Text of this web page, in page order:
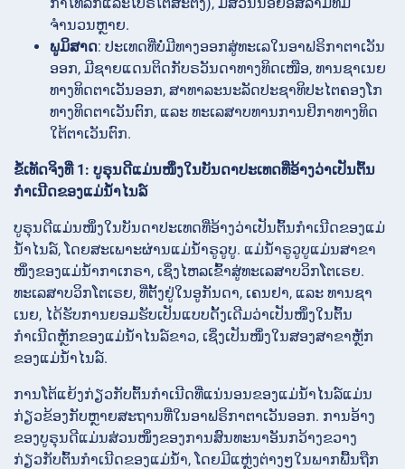
ຈຳນວນຫຼາຍ.
ພູມິສາດ: ປະເທດທີ່ບໍ່ມີທາງອອກສູ່ທະເລໃນອາຟຣິກາຕາເວັນ
ອອກ, ມີຊາຍແດນຕິດກັບຣວັນດາທາງທິດເໜືອ, ທານຊາເນຍ
ທາງທິດຕາເວັນອອກ, ສາທາລະນະລັດປະຊາທິປະໄຕຄອງໂກ
ທາງທິດຕາເວັນຕົກ, ແລະ ທະເລສາບທານການຢິກາທາງທິດ
ໃຕ້ຕາເວັນຕົກ.
ຂໍ້ເທັດຈິງທີ່ 1: ບູຣຸນດີແມ່ນໜຶ່ງໃນບັນດາປະເທດທີ່ອ້າງວ່າເປັນຕົ້ນ
ກຳເນີດຂອງແມ່ນ້ຳໄນລ໌
ບູຣຸນດີແມ່ນໜຶ່ງໃນບັນດາປະເທດທີ່ອ້າງວ່າເປັນຕົ້ນກຳເນີດຂອງແມ່
ນ້ຳໄນລ໌, ໂດຍສະເພາະຜ່ານແມ່ນ້ຳຣູວູບູ. ແມ່ນ້ຳຣູວູບູແມ່ນສາຂາ
ໜຶ່ງຂອງແມ່ນ້ຳກາເກຣາ, ເຊິ່ງໄຫລເຂົ້າສູ່ທະເລສາບວິກໂຕເຣຍ.
ທະເລສາບວິກໂຕເຣຍ, ທີ່ຕັ້ງຢູ່ໃນອູກັນດາ, ເຄນຢາ, ແລະ ທານຊາ
ເນຍ, ໄດ້ຮັບການຍອມຮັບເປັນແບບດັ້ງເດີມວ່າເປັນໜຶ່ງໃນຕົ້ນ
ກຳເນີດຫຼັກຂອງແມ່ນ້ຳໄນລ໌ຂາວ, ເຊິ່ງເປັນໜຶ່ງໃນສອງສາຂາຫຼັກ
ຂອງແມ່ນ້ຳໄນລ໌.
ການໂຕ້ແຍ້ງກ່ຽວກັບຕົ້ນກຳເນີດທີ່ແນ່ນອນຂອງແມ່ນ້ຳໄນລ໌ແມ່ນ
ກ່ຽວຂ້ອງກັບຫຼາຍສະຖານທີ່ໃນອາຟຣິກາຕາເວັນອອກ. ການອ້າງ
ຂອງບູຣຸນດີແມ່ນສ່ວນໜຶ່ງຂອງການສົນທະນາອັນກວ້າງຂວາງ
ກ່ຽວກັບຕົ້ນກຳເນີດຂອງແມ່ນ້ຳ, ໂດຍມີແຫຼ່ງຕ່າງໆໃນພາກພື້ນຖືກ